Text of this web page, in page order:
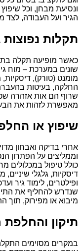
ונסיעת מבחן, וכל
הגיר ועל העבודה, לצד
תקלות נפוצות
כאשר מופיעה תקלה
שונים במערכת – מוח
מומנט (טורק), דיסקיות,
החלקה, בעיטות
שרוף הם אות אזהרה
מאפשרת לזהות את
שיפוץ או
אחרי בדיקה ואבחון
וממליצים על הפתרון
כולל טיפול במכלולים
דיסקיות, גלגלי
ופילטרים, לימוד גיר
שנדרש להחליף את
מיבוא או מפירוק, תוך
תיקון והחלפת
במקרים מסוימים